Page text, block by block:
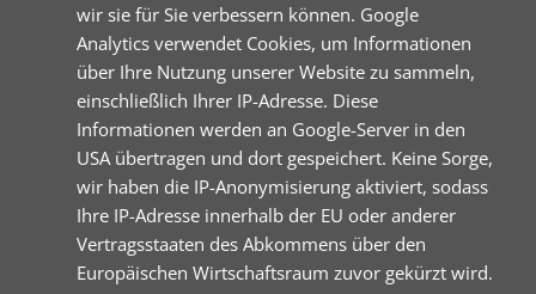
wir sie für Sie verbessern können. Google
Analytics verwendet Cookies, um Informationen
über Ihre Nutzung unserer Website zu sammeln,
einschließlich Ihrer IP-Adresse. Diese
Informationen werden an Google-Server in den
USA übertragen und dort gespeichert. Keine Sorge,
wir haben die IP-Anonymisierung aktiviert, sodass
Ihre IP-Adresse innerhalb der EU oder anderer
Vertragsstaaten des Abkommens über den
Europäischen Wirtschaftsraum zuvor gekürzt wird.